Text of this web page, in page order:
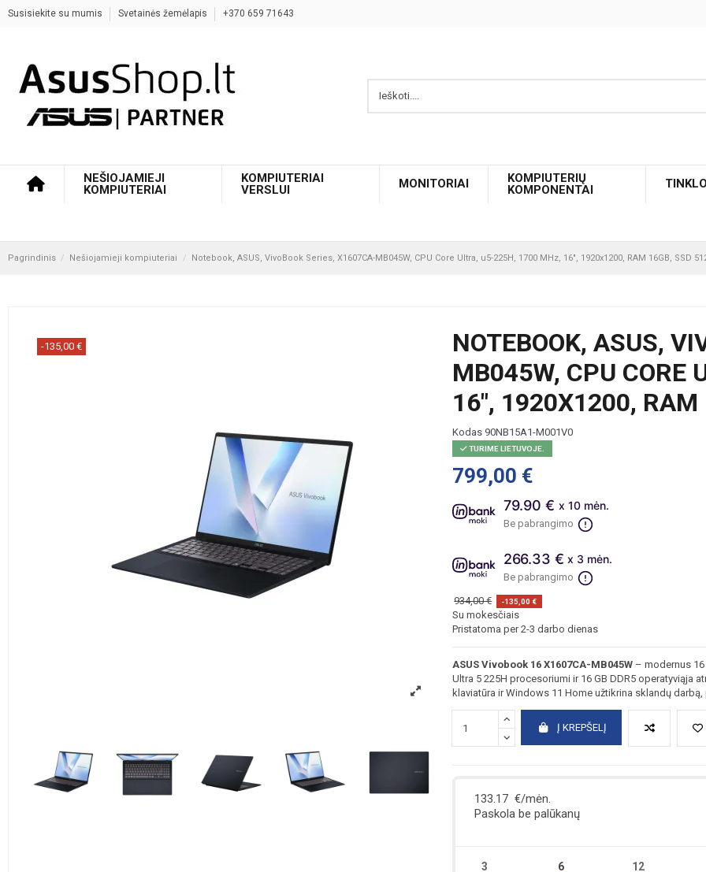
Susisiekite su mumis Svetainės žemėlapis +370 659 71643
NEŠIOJAMIEJI
KOMPIUTERIAI
KOMPIUTERIAI
VERSLUI
MONITORIAI
KOMPIUTERIŲ
KOMPONENTAI
Pagrindinis Nešiojamieji kompiuteriai Notebook, ASUS, VivoBook Series, X1607CA-MB045W, CPU Core Ultra, u5-225H, 1700 MHz, 16", 1920x1200, RAM 16GB, SSD
-135,00 €
NOTEBOOK, ASUS,
MB045W, CPU CORE
16", 1920X1200, RAM
Kodas 90NB15A1-M001V0
TURIME LIETUVOJE.
799,00 €
79.90 € x 10 mėn.
Be pabrangimo
266.33 € x 3 mėn.
Be pabrangimo
934,00 €
-135,00 €
Su mokesčiais
Pristatoma per 2-3 darbo dienas
ASUS Vivobook 16 X1607CA-MB045W– modernus 16
Ultra 5 225H procesoriumi ir 16 GB DDR5 operatyviąja
klaviatūra ir Windows 11 Home užtikrina sklandų
Į KREPŠELĮ